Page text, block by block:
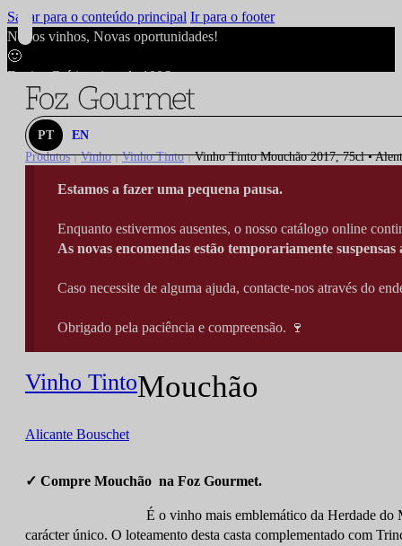
Saltar para o conteúdo principal Ir para o footer
Novos vinhos, Novas oportunidades!
🙂
Envios Grátis acima de 100€
Novos vinhos, Novas oportunidades!
Envios Grátis acima de 100€
Novos vinhos, Novas oportunidades!
Envios Grátis acima de 100€
PT
EN
Produtos | Vinho | Vinho Tinto | Vinho Tinto Mouchão 2017, 75cl •
Estamos a fazer uma pequena pausa.
Enquanto estivermos ausentes, o nosso catálogo online
As novas encomendas estão temporariamente suspensas
Caso necessite de alguma ajuda, contacte-nos através do
Obrigado pela paciência e compreensão. 🍷
Vinho TintoMouchão
Alicante Bouschet
✓ Compre Mouchão na Foz Gourmet.
É o vinho mais emblemático da Herdade do
carácter único. O loteamento desta casta complementado com